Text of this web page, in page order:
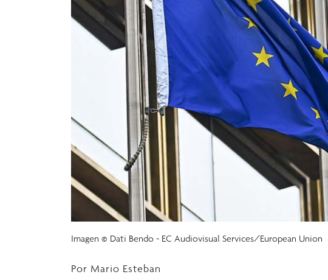
Imagen © Dati Bendo - EC Audiovisual Services/European Union
Por Mario Esteban